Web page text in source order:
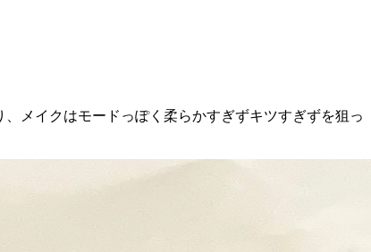
メイクはモードっぽく柔らかすぎずキツすぎずを狙っ